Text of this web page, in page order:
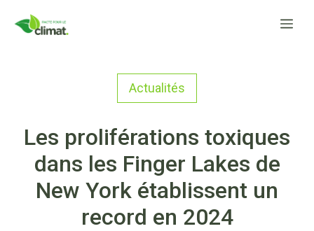
Actualités
Les proliférations toxiques
dans les Finger Lakes de
New York établissent un
record en 2024